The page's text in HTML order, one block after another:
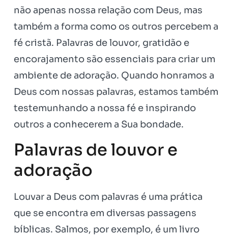
não apenas nossa relação com Deus, mas
também a forma como os outros percebem a
fé cristã. Palavras de louvor, gratidão e
encorajamento são essenciais para criar um
ambiente de adoração. Quando honramos a
Deus com nossas palavras, estamos também
testemunhando a nossa fé e inspirando
outros a conhecerem a Sua bondade.
Palavras de louvor e
adoração
Louvar a Deus com palavras é uma prática
que se encontra em diversas passagens
bíblicas. Salmos, por exemplo, é um livro